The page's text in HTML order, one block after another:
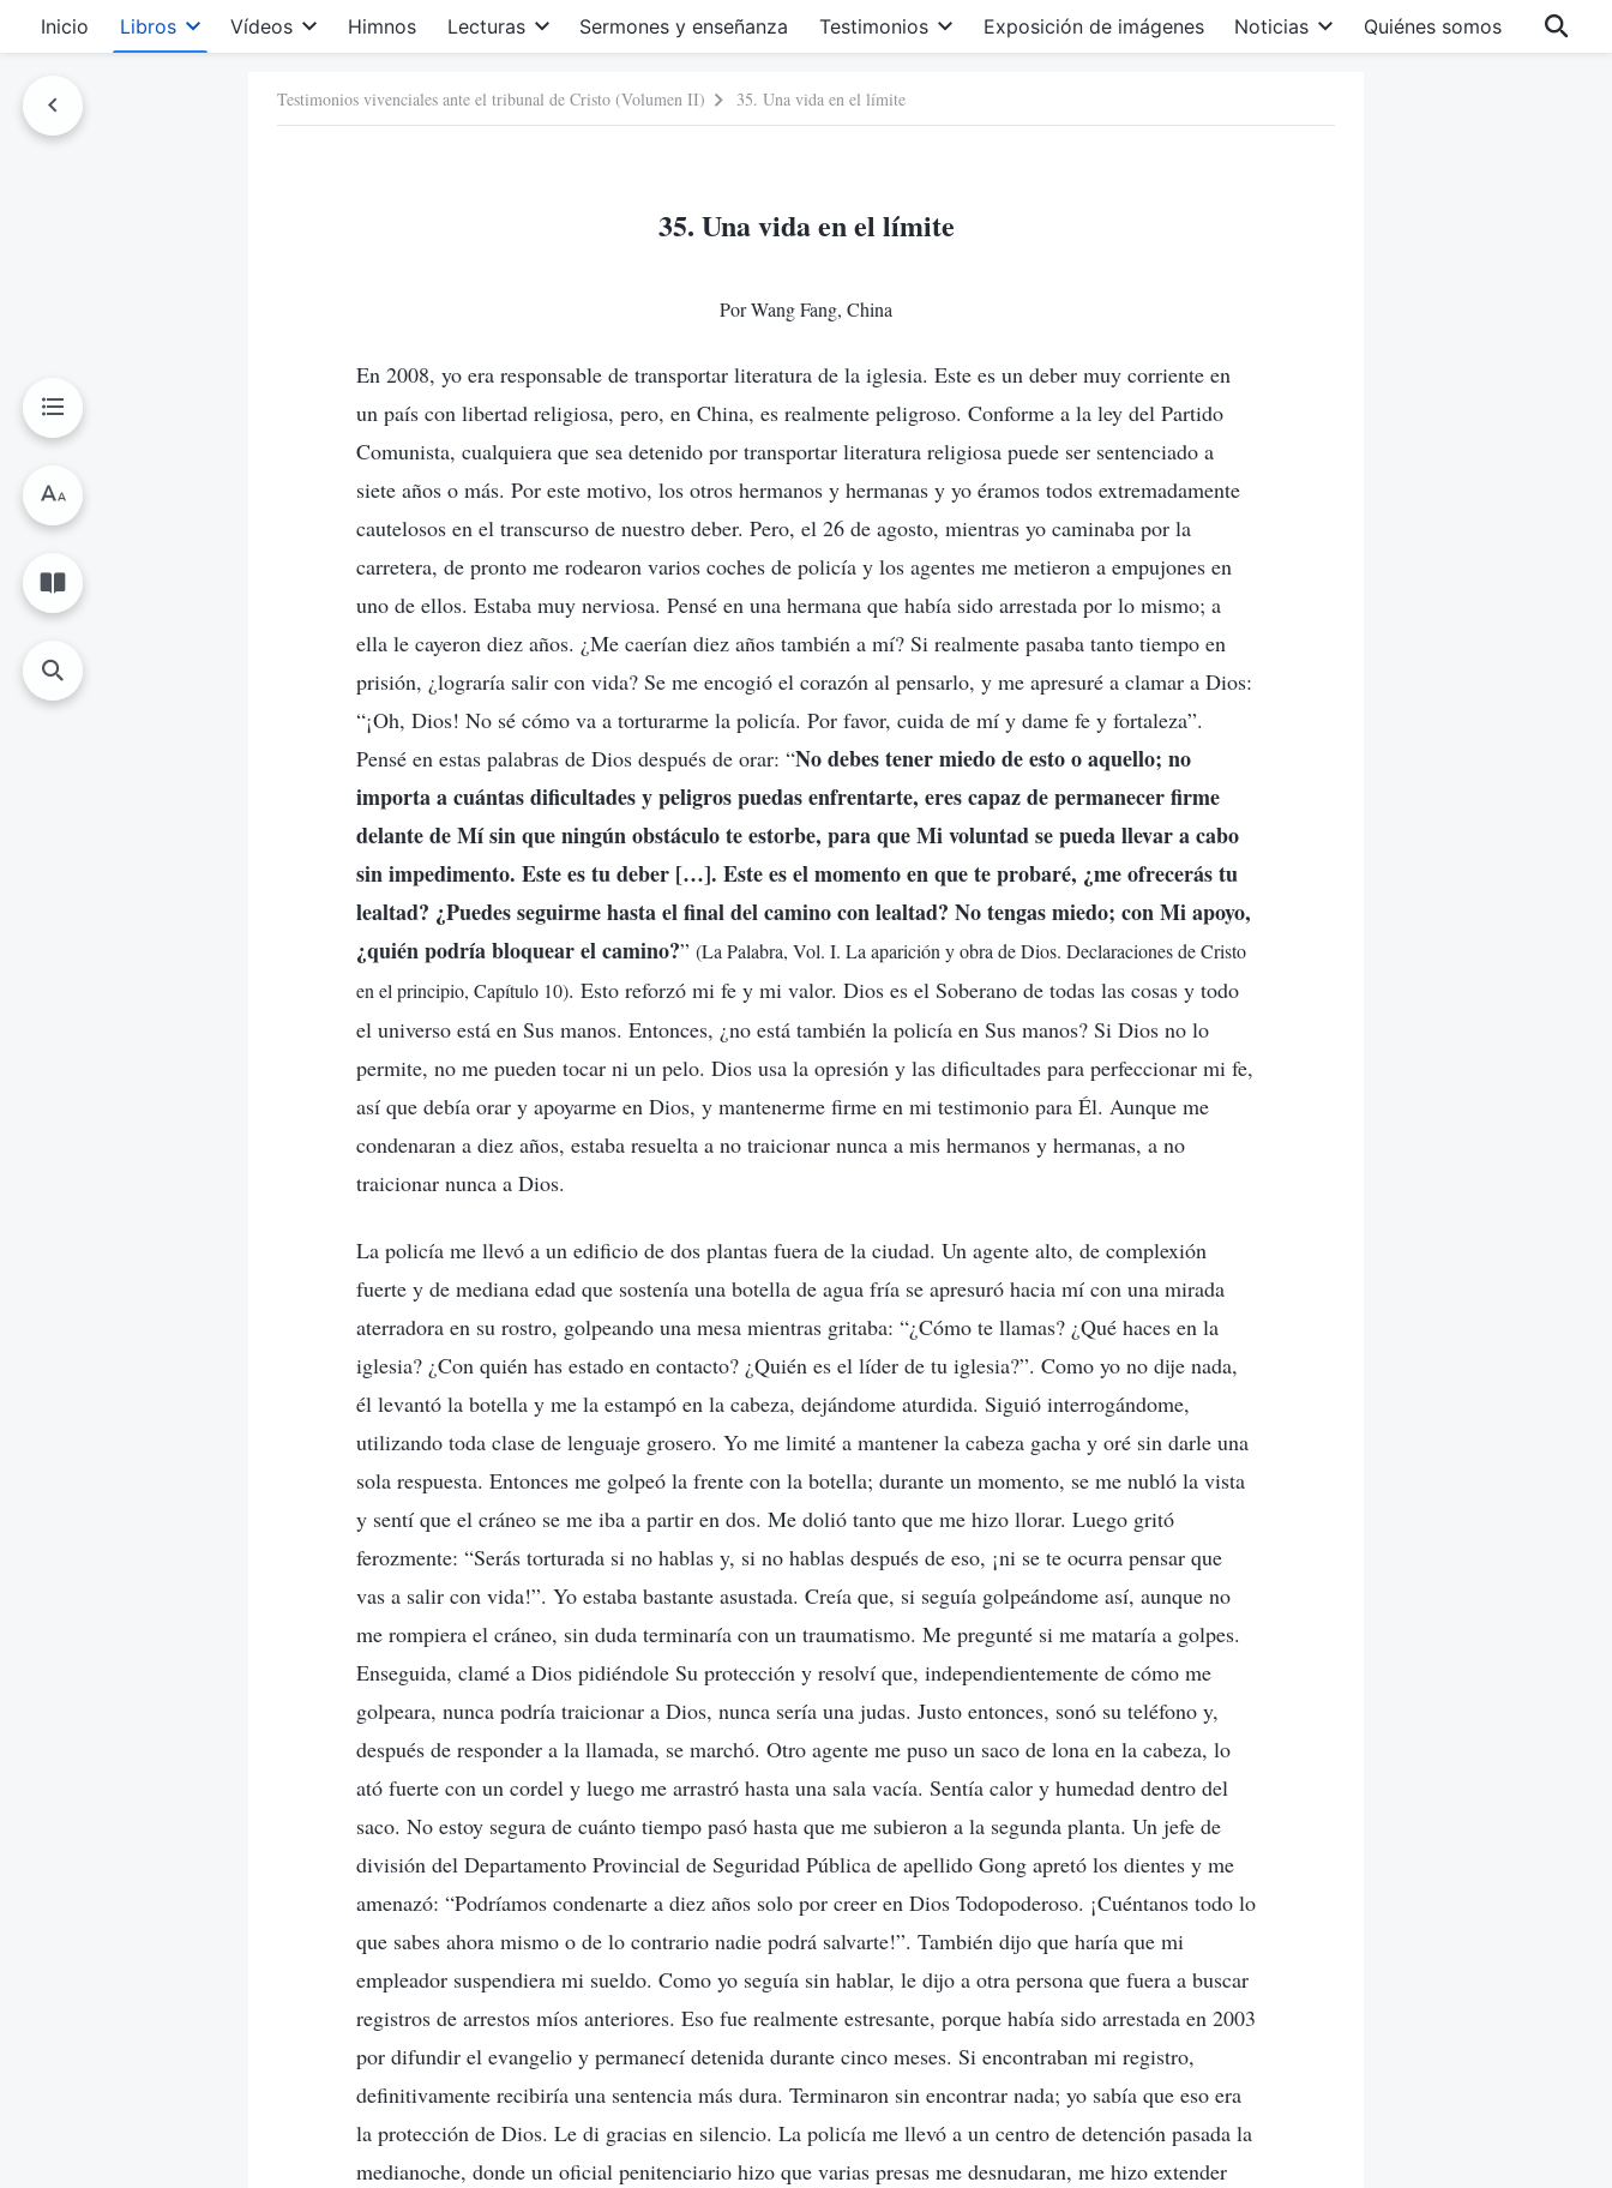
Inicio Libros Vídeos Himnos Lecturas Sermones y enseñanza Testimonios Exposición de imágenes Noticias Quiénes somos
Testimonios vivenciales ante el tribunal de Cristo (Volumen II) 35. Una vida en el límite
35. Una vida en el límite
Por Wang Fang, China
En 2008, yo era responsable de transportar literatura de la iglesia. Este es un deber muy corriente en
un país con libertad religiosa, pero, en China, es realmente peligroso. Conforme a la ley del Partido
Comunista, cualquiera que sea detenido por transportar literatura religiosa puede ser sentenciado a
siete años o más. Por este motivo, los otros hermanos y hermanas y yo éramos todos extremadamente
cautelosos en el transcurso de nuestro deber. Pero, el 26 de agosto, mientras yo caminaba por la
carretera, de pronto me rodearon varios coches de policía y los agentes me metieron a empujones en
uno de ellos. Estaba muy nerviosa. Pensé en una hermana que había sido arrestada por lo mismo; a
ella le cayeron diez años. ¿Me caerían diez años también a mí? Si realmente pasaba tanto tiempo en
prisión, ¿lograría salir con vida? Se me encogió el corazón al pensarlo, y me apresuré a clamar a Dios:
“¡Oh, Dios! No sé cómo va a torturarme la policía. Por favor, cuida de mí y dame fe y fortaleza”.
Pensé en estas palabras de Dios después de orar: “No debes tener miedo de esto o aquello; no
importa a cuántas dificultades y peligros puedas enfrentarte, eres capaz de permanecer firme
delante de Mí sin que ningún obstáculo te estorbe, para que Mi voluntad se pueda llevar a cabo
sin impedimento. Este es tu deber […]. Este es el momento en que te probaré, ¿me ofrecerás tu
lealtad? ¿Puedes seguirme hasta el final del camino con lealtad? No tengas miedo; con Mi apoyo,
¿quién podría bloquear el camino?” (La Palabra, Vol. I. La aparición y obra de Dios. Declaraciones de Cristo
en el principio, Capítulo 10). Esto reforzó mi fe y mi valor. Dios es el Soberano de todas las cosas y todo
el universo está en Sus manos. Entonces, ¿no está también la policía en Sus manos? Si Dios no lo
permite, no me pueden tocar ni un pelo. Dios usa la opresión y las dificultades para perfeccionar mi fe,
así que debía orar y apoyarme en Dios, y mantenerme firme en mi testimonio para Él. Aunque me
condenaran a diez años, estaba resuelta a no traicionar nunca a mis hermanos y hermanas, a no
traicionar nunca a Dios.
La policía me llevó a un edificio de dos plantas fuera de la ciudad. Un agente alto, de complexión
fuerte y de mediana edad que sostenía una botella de agua fría se apresuró hacia mí con una mirada
aterradora en su rostro, golpeando una mesa mientras gritaba: “¿Cómo te llamas? ¿Qué haces en la
iglesia? ¿Con quién has estado en contacto? ¿Quién es el líder de tu iglesia?”. Como yo no dije nada,
él levantó la botella y me la estampó en la cabeza, dejándome aturdida. Siguió interrogándome,
utilizando toda clase de lenguaje grosero. Yo me limité a mantener la cabeza gacha y oré sin darle una
sola respuesta. Entonces me golpeó la frente con la botella; durante un momento, se me nubló la vista
y sentí que el cráneo se me iba a partir en dos. Me dolió tanto que me hizo llorar. Luego gritó
ferozmente: “Serás torturada si no hablas y, si no hablas después de eso, ¡ni se te ocurra pensar que
vas a salir con vida!”. Yo estaba bastante asustada. Creía que, si seguía golpeándome así, aunque no
me rompiera el cráneo, sin duda terminaría con un traumatismo. Me pregunté si me mataría a golpes.
Enseguida, clamé a Dios pidiéndole Su protección y resolví que, independientemente de cómo me
golpeara, nunca podría traicionar a Dios, nunca sería una judas. Justo entonces, sonó su teléfono y,
después de responder a la llamada, se marchó. Otro agente me puso un saco de lona en la cabeza, lo
ató fuerte con un cordel y luego me arrastró hasta una sala vacía. Sentía calor y humedad dentro del
saco. No estoy segura de cuánto tiempo pasó hasta que me subieron a la segunda planta. Un jefe de
división del Departamento Provincial de Seguridad Pública de apellido Gong apretó los dientes y me
amenazó: “Podríamos condenarte a diez años solo por creer en Dios Todopoderoso. ¡Cuéntanos todo lo
que sabes ahora mismo o de lo contrario nadie podrá salvarte!”. También dijo que haría que mi
empleador suspendiera mi sueldo. Como yo seguía sin hablar, le dijo a otra persona que fuera a buscar
registros de arrestos míos anteriores. Eso fue realmente estresante, porque había sido arrestada en 2003
por difundir el evangelio y permanecí detenida durante cinco meses. Si encontraban mi registro,
definitivamente recibiría una sentencia más dura. Terminaron sin encontrar nada; yo sabía que eso era
la protección de Dios. Le di gracias en silencio. La policía me llevó a un centro de detención pasada la
medianoche, donde un oficial penitenciario hizo que varias presas me desnudaran, me hizo extender